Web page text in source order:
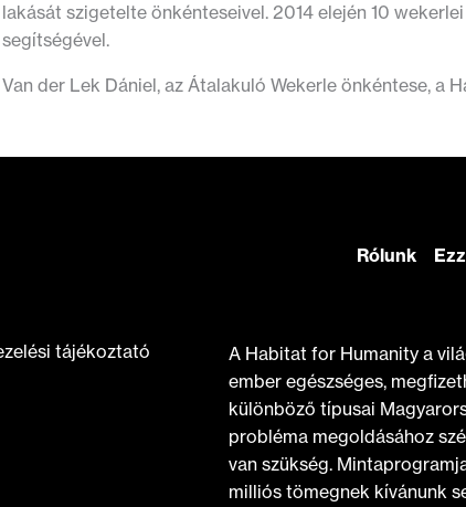
lakását szigetelte önkénteseivel. 2014 elején 10
segítségével.
Van der Lek Dániel, az Átalakuló Wekerle önkéntese, a
tájékoztató
Rólunk
A Habitat for Humanity a
ember egészséges,
különböző típusai
probléma megoldásához
van szükség.
milliós tömegnek kívánunk